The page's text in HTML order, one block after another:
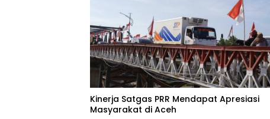
Kinerja Satgas PRR Mendapat Apresiasi
Masyarakat di Aceh